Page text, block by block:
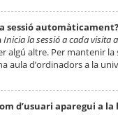
sessió automàticament?
Inicia la sessió a cada visita
algú altre. Per mantenir
aula d’ordinadors a la
d’usuari aparegui a